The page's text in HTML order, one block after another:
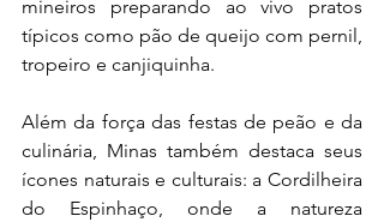
mineiros preparando ao vivo pratos
típicos como pão de queijo com pernil,
tropeiro e canjiquinha.
Além da força das festas de peão e da
culinária, Minas também destaca seus
ícones naturais e culturais: a Cordilheira
do Espinhaço, onde a natureza